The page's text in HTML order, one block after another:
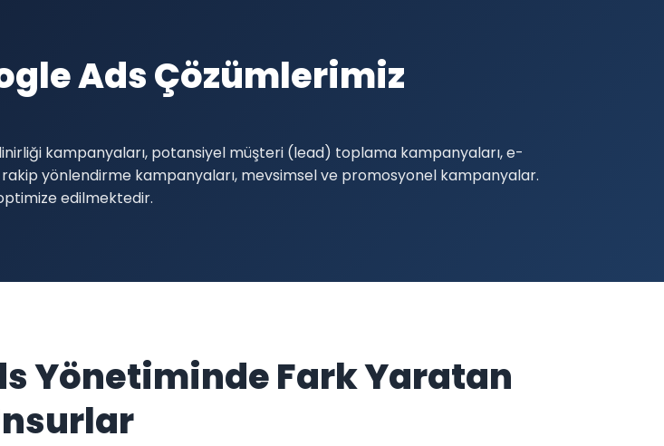
Ads Çözümlerimiz
kampanyaları, potansiyel müşteri (lead) toplama kampanyaları, e-
yönlendirme kampanyaları, mevsimsel ve promosyonel kampanyalar.
edilmektedir.
Yönetiminde Fark Yaratan